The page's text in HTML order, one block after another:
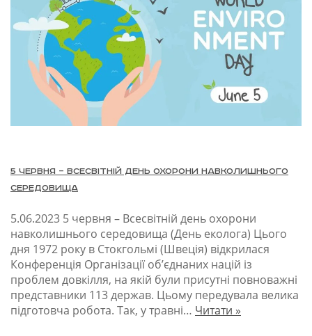
5 червня – Всесвітній день охорони навколишнього
середовища
5.06.2023 5 червня – Всесвітній день охорони
навколишнього середовища (День еколога) Цього
дня 1972 року в Стокгольмі (Швеція) відкрилася
Конференція Організації об’єднаних націй із
проблем довкілля, на якій були присутні повноважні
представники 113 держав. Цьому передувала велика
підготовча робота. Так, у травні… Читати »